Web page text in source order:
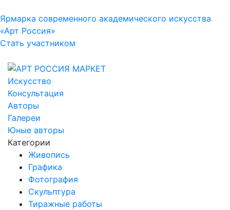
Ярмарка современного академического искусства
«Арт Россия»
Стать участником
Искусство
Консультация
Авторы
Галереи
Юные авторы
Категории
Живопись
Графика
Фотография
Скульптура
Тиражные работы